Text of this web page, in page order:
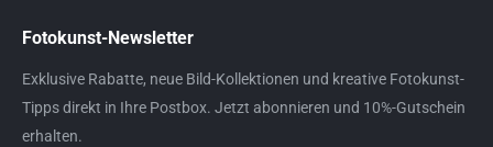
Fotokunst-Newsletter
Exklusive Rabatte, neue Bild-Kollektionen und kreative Fotokunst-
Tipps direkt in Ihre Postbox. Jetzt abonnieren und 10%-Gutschein
erhalten.